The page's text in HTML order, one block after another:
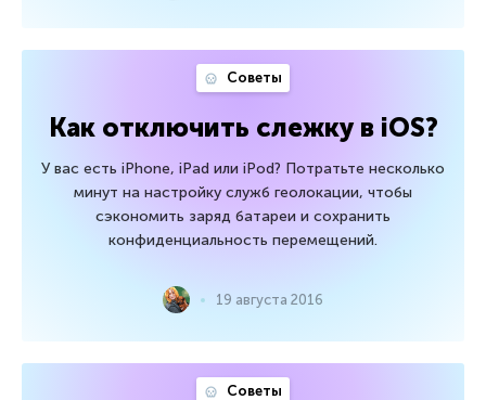
Советы
Как отключить слежку в iOS?
У вас есть iPhone, iPad или iPod? Потратьте несколько
минут на настройку служб геолокации, чтобы
сэкономить заряд батареи и сохранить
конфиденциальность перемещений.
19 августа 2016
Советы